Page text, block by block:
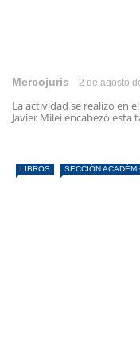
Mercojuris 2 de agosto
La actividad se realizó en
Javier Milei encabezó esta
LIBROS SECCIÓN